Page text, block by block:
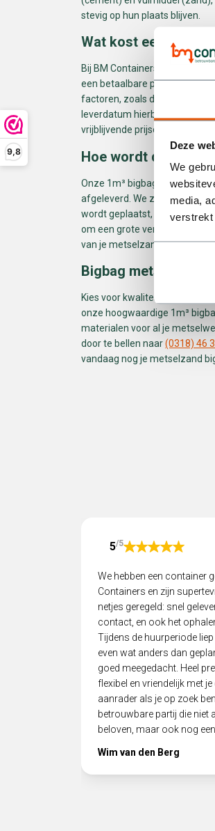
Deze
We
media,
verstrekt
9,8
stevig op hun plaats blijven.
Wat kost een bigbag
Bij BM Containers bieden we
een betaalbare prijs. De
factoren, zoals de locatie van
leverdatum hierboven in en
vrijblijvende prijsopgave.
Hoe wordt de
Onze 1m³ bigbag
afgeleverd. We zorgen ervoor
wordt geplaatst, zodat je
om een grote verbouwing of
van je metselzand bigbag!
Bigbag metselzand
Kies voor kwaliteit en gemak
onze hoogwaardige 1m³
materialen voor al je
door te bellen naar(0318) 46
vandaag nog je metselzand
5/5
We hebben een container
Containers en zijn
netjes geregeld: snel
contact, en ook het
Tijdens de huurperiode
even wat anders dan
goed meegedacht. Heel
flexibel en vriendelijk met
aanrader als je op zoek
betrouwbare partij die niet
beloven, maar ook nog
Wim van den Berg